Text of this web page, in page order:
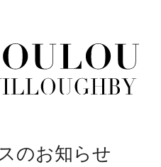
のお知らせ